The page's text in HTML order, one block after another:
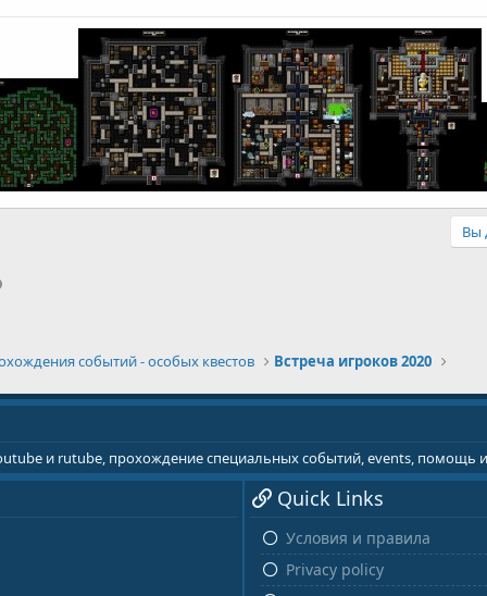
Вы
событий - особых квестов Встреча игроков 2020
и rutube, прохождение специальных событий, events, помощь
Quick Links
Условия и правила
Privacy policy